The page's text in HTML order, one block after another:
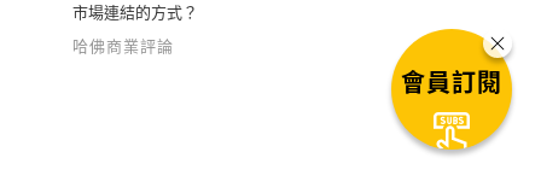
市場連結的方式？
哈佛商業評論
會員訂閱